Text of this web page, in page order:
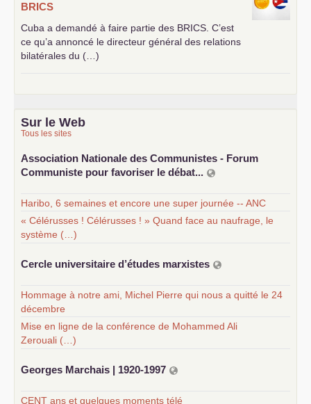
BRICS
Cuba a demandé à faire partie des BRICS . C’est
ce qu’a annoncé le directeur général des relations
bilatérales du (…)
Sur le Web
Tous les sites
Association Nationale des Communistes - Forum
Communiste pour favoriser le débat...
Haribo, 6 semaines et encore une super journée -- ANC
« Célérusses ! Célérusses ! » Quand face au naufrage, le
système (…)
Cercle universitaire d’études marxistes
Hommage à notre ami, Michel Pierre qui nous a quitté le 24
décembre
Mise en ligne de la conférence de Mohammed Ali
Zerouali (…)
Georges Marchais | 1920-1997
CENT ans et quelques moments télé